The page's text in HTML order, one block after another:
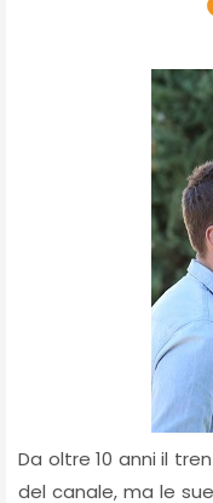
Da oltre 10 anni il
del canale, ma le